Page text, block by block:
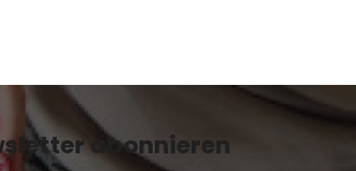
abonnieren